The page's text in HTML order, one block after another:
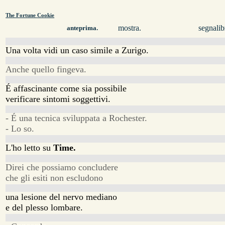
The Fortune Cookie
anteprima. mostra.
Una volta vidi un caso simile a Zurigo.
Anche quello fingeva.
É affascinante come sia possibile
verificare sintomi soggettivi.
- É una tecnica sviluppata a Rochester.
- Lo so.
L'ho letto suTime.
Direi che possiamo concludere
che gli esiti non escludono
una lesione del nervo mediano
e del plesso lombare.